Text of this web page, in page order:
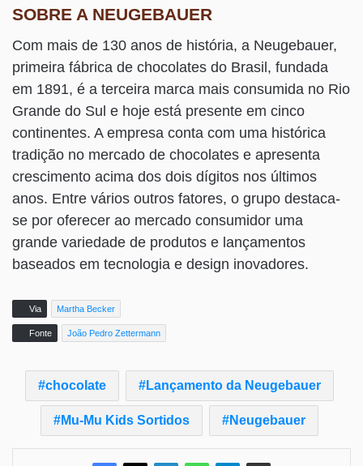
SOBRE A NEUGEBAUER
Com mais de 130 anos de história, a Neugebauer,
primeira fábrica de chocolates do Brasil, fundada
em 1891, é a terceira marca mais consumida no Rio
Grande do Sul e hoje está presente em cinco
continentes. A empresa conta com uma histórica
tradição no mercado de chocolates e apresenta
crescimento acima dos dois dígitos nos últimos
anos. Entre vários outros fatores, o grupo destaca-
se por oferecer ao mercado consumidor uma
grande variedade de produtos e lançamentos
baseados em tecnologia e design inovadores.
Via Martha Becker
Fonte João Pedro Zettermann
chocolate Lançamento da Neugebauer
Mu-Mu Kids Sortidos Neugebauer